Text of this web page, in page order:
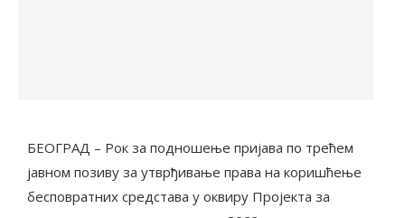
БЕОГРАД – Рок за подношење пријава по трећем
јавном позиву за утврђивање права на коришћење
бесповратних средстава у оквиру Пројекта за